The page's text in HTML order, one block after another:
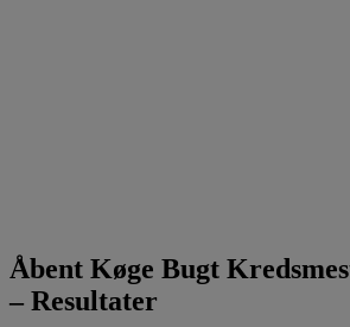
Åbent Køge Bugt
– Resultater